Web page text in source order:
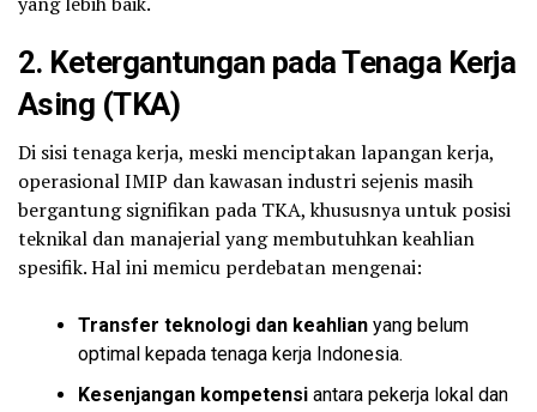
2. Ketergantungan pada Tenaga Kerja
Asing (TKA)
Di sisi tenaga kerja, meski menciptakan lapangan kerja,
operasional IMIP dan kawasan industri sejenis masih
bergantung signifikan pada TKA, khususnya untuk posisi
teknikal dan manajerial yang membutuhkan keahlian
spesifik. Hal ini memicu perdebatan mengenai:
Transfer teknologi dan keahlian yang belum
optimal kepada tenaga kerja Indonesia.
Kesenjangan kompetensi antara pekerja lokal dan